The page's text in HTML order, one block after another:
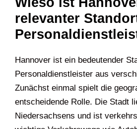
relevanter
Hannover ist ein bedeutender
Personaldienstleister aus
Zunächst einmal spielt die
entscheidende Rolle. Die Stadt
Niedersachsens und ist